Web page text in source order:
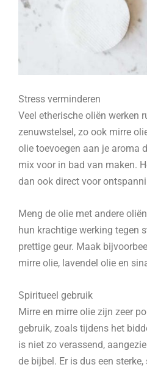
Stress verminderen
Veel etherische oliën werken
zenuwstelsel, zo ook mirre
olie toevoegen aan je aroma
mix voor in bad van maken.
dan ook direct voor
Meng de olie met andere
hun krachtige werking tegen
prettige geur. Maak
mirre olie, lavendel olie en
Spiritueel gebruik
Mirre en mirre olie zijn zeer
gebruik, zoals tijdens het
is niet zo verassend,
de bijbel. Er is dus een